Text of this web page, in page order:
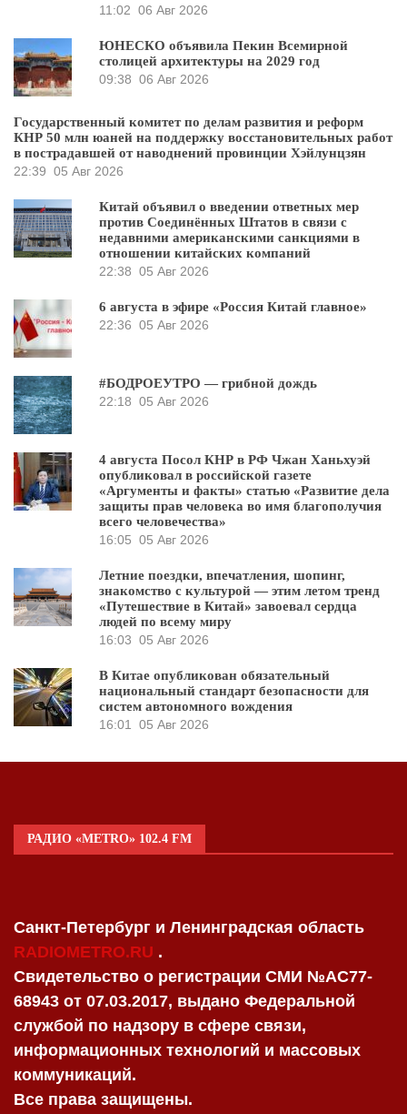
11:02 06 Авг 2026
ЮНЕСКО объявила Пекин Всемирной
столицей архитектуры на 2029 год
09:38 06 Авг 2026
Государственный комитет по делам развития и реформ
КНР 50 млн юаней на поддержку восстановительных работ
в пострадавшей от наводнений провинции Хэйлунцзян
22:39 05 Авг 2026
Китай объявил о введении ответных мер
против Соединённых Штатов в связи с
недавними американскими санкциями в
отношении китайских компаний
22:38 05 Авг 2026
6 августа в эфире «Россия Китай главное»
22:36 05 Авг 2026
#БОДРОЕУТРО — грибной дождь
22:18 05 Авг 2026
4 августа Посол КНР в РФ Чжан Ханьхуэй
опубликовал в российской газете
«Аргументы и факты» статью «Развитие дела
защиты прав человека во имя благополучия
всего человечества»
16:05 05 Авг 2026
Летние поездки, впечатления, шопинг,
знакомство с культурой — этим летом тренд
«Путешествие в Китай» завоевал сердца
людей по всему миру
16:03 05 Авг 2026
В Китае опубликован обязательный
национальный стандарт безопасности для
систем автономного вождения
16:01 05 Авг 2026
РАДИО «METRO» 102.4 FM
Санкт-Петербург и Ленинградская область
RADIOMETRO.RU .
Свидетельство о регистрации СМИ №AC77-
68943 от 07.03.2017, выдано Федеральной
службой по надзору в сфере связи,
информационных технологий и массовых
коммуникаций.
Все права защищены.